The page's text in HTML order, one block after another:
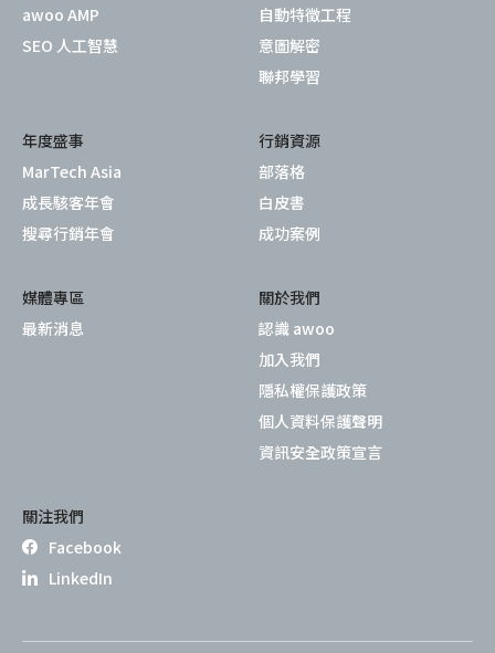
awoo AMP
SEO 人工智慧
自動特徵工程
意圖解密
聯邦學習
年度盛事
MarTech Asia
成長駭客年會
搜尋行銷年會
行銷資源
部落格
白皮書
成功案例
媒體專區
最新消息
關於我們
認識 awoo
加入我們
隱私權保護政策
個人資料保護聲明
資訊安全政策宣言
關注我們
Facebook
LinkedIn